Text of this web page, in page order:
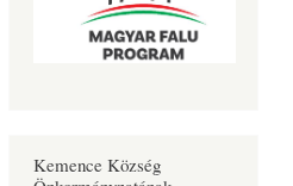
Kemence Község